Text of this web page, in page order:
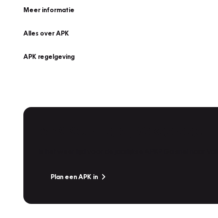
Meer informatie
Alles over APK
APK regelgeving
Plan een APK in